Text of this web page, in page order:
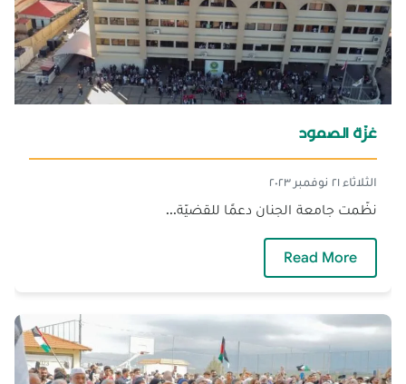
غزّة الصمود
الثلاثاء ٢١ نوفمبر ٢٠٢٣
نظّمت جامعة الجنان دعمًا للقضيّة...
Read More